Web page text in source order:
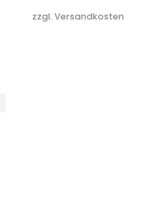
zzgl. Versandkosten